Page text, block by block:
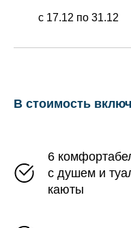
с 17.12 по 31.12
В стоимость
6
с душем и
каюты